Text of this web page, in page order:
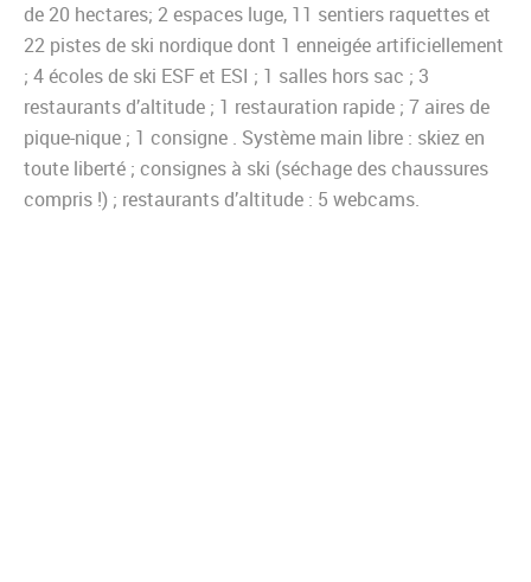
de 20 hectares; 2 espaces luge, 11 sentiers raquettes et
22 pistes de ski nordique dont 1 enneigée artificiellement
; 4 écoles de ski ESF et ESI ; 1 salles hors sac ; 3
restaurants d’altitude ; 1 restauration rapide ; 7 aires de
pique-nique ; 1 consigne . Système main libre : skiez en
toute liberté ; consignes à ski (séchage des chaussures
compris !) ; restaurants d’altitude : 5 webcams.